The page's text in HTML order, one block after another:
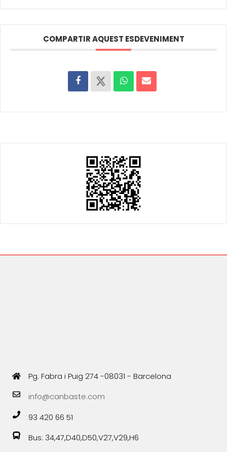
COMPARTIR AQUEST ESDEVENIMENT
Pg. Fabra i Puig 274 -08031 - Barcelona
info@canbaste.com
93 420 66 51
Bus: 34,47,D40,D50,V27,V29,H6